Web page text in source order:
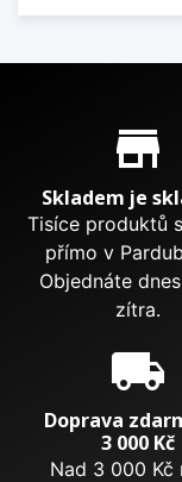
Proč store_mall_directory
Skladem je
Tisíce produktů
přímo v
Objednáte
zítra.
local_shipping
Doprava
3 000 Kč
Nad 3 000 Kč